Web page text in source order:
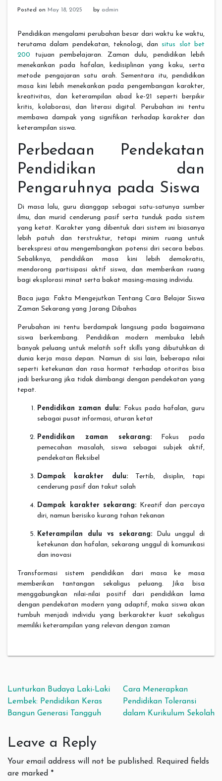
Posted on May 18, 2025 by admin
Pendidikan mengalami perubahan besar dari waktu ke waktu,
terutama dalam pendekatan, teknologi, dan situs slot bet
200 tujuan pembelajaran. Zaman dulu, pendidikan lebih
menekankan pada hafalan, kedisiplinan yang kaku, serta
metode pengajaran satu arah. Sementara itu, pendidikan
masa kini lebih menekankan pada pengembangan karakter,
kreativitas, dan keterampilan abad ke-21 seperti berpikir
kritis, kolaborasi, dan literasi digital. Perubahan ini tentu
membawa dampak yang signifikan terhadap karakter dan
keterampilan siswa.
Perbedaan Pendekatan
Pendidikan dan
Pengaruhnya pada Siswa
Di masa lalu, guru dianggap sebagai satu-satunya sumber
ilmu, dan murid cenderung pasif serta tunduk pada sistem
yang ketat. Karakter yang dibentuk dari sistem ini biasanya
lebih patuh dan terstruktur, tetapi minim ruang untuk
berekspresi atau mengembangkan potensi diri secara bebas.
Sebaliknya, pendidikan masa kini lebih demokratis,
mendorong partisipasi aktif siswa, dan memberikan ruang
bagi eksplorasi minat serta bakat masing-masing individu.
Baca juga: Fakta Mengejutkan Tentang Cara Belajar Siswa
Zaman Sekarang yang Jarang Dibahas
Perubahan ini tentu berdampak langsung pada bagaimana
siswa berkembang. Pendidikan modern membuka lebih
banyak peluang untuk melatih soft skills yang dibutuhkan di
dunia kerja masa depan. Namun di sisi lain, beberapa nilai
seperti ketekunan dan rasa hormat terhadap otoritas bisa
jadi berkurang jika tidak diimbangi dengan pendekatan yang
tepat.
Pendidikan zaman dulu: Fokus pada hafalan, guru
sebagai pusat informasi, aturan ketat
Pendidikan zaman sekarang:Fokus pada
pemecahan masalah, siswa sebagai subjek aktif,
pendekatan fleksibel
Dampak karakter dulu:Tertib, disiplin, tapi
cenderung pasif dan takut salah
Dampak karakter sekarang: Kreatif dan percaya
diri, namun berisiko kurang tahan tekanan
Keterampilan dulu vs sekarang: Dulu unggul di
ketekunan dan hafalan, sekarang unggul di komunikasi
dan inovasi
Transformasi sistem pendidikan dari masa ke masa
memberikan tantangan sekaligus peluang. Jika bisa
menggabungkan nilai-nilai positif dari pendidikan lama
dengan pendekatan modern yang adaptif, maka siswa akan
tumbuh menjadi individu yang berkarakter kuat sekaligus
memiliki keterampilan yang relevan dengan zaman
Post navigation
Lunturkan Budaya Laki-Laki
Lembek: Pendidikan Keras
Bangun Generasi Tangguh
Cara Menerapkan
Pendidikan Toleransi
dalam Kurikulum Sekolah
Leave a Reply
Your email address will not be published. Required fields
are marked *